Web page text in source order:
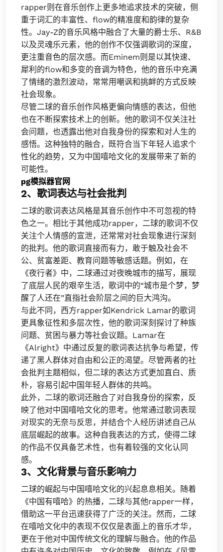
rapper则在音乐创作上更多地追求技术的突破，侧
重于词汇的丰富性、flow的精准度和韵律的复杂
性。Jay-Z的音乐风格中融合了大量的爵士乐、R&B
以及灵魂乐元素，他的创作不仅强调歌词的深度，
更注重音色的层次感。而Eminem则是以其快速、
犀利的flow和多变的音调为特色，他的音乐中充满
了情绪的激烈波动，常常用嘲讽和挑衅的方式反映
社会现象。
尽管二球的音乐创作风格更偏向情感的表达，但他
也在不断探索技术上的创新。他的歌词不仅关注社
会问题，也透露出他对自我身份的探索和对人生的
感悟。这种独特的融合，既符合当下年轻人追求个
性化的趋势，又为中国嘻哈文化的发展带来了新的
可能性。
pg模拟器官网
2、歌词表达与社会批判
二球的歌词表达风格是其音乐创作中不可忽视的特
色之一。相比于其他成功rapper，二球的歌词不仅
关注个人情感的宣泄，还常常对社会现象进行深刻
的批判。他的歌词直接而有力，敢于触及社会不
公、贫富差距、教育问题等敏感话题。例如，在
《夜行者》中，二球通过对夜晚城市的描写，展现
了底层人民的艰辛生活，歌词中的“城市是个梦，梦
醒了人还在”直指社会阶层之间的巨大鸿沟。
与此不同，西方rapper如Kendrick Lamar的歌词
更具象征性和多层次性，他的歌词深刻探讨了种族
问题、贫困与暴力等社会议题。Lamar在
《Alright》中通过反复的歌词表达抗争与希望，传
递了黑人群体对自由和公正的渴望。尽管两者的社
会批判主题相似，但二球的表达方式更加直白、质
朴，容易引起中国年轻人群体的共鸣。
此外，二球的歌词还融合了对自我身份的探索，反
映了他对中国嘻哈文化的思考。他常通过歌词表现
对现实的无奈与反思，并结合个人经历讲述自己从
底层崛起的故事。这种自我表达的方式，使得二球
的作品不仅具备艺术性，也有着较强的文化认同
感。
3、文化背景与音乐影响力
二球的崛起与中国嘻哈文化的兴起息息相关。随着
《中国有嘻哈》的热播，二球与其他rapper一样，
借助这一平台迅速获得了广泛的关注。然而，二球
在嘻哈文化中的表现不仅仅是表面上的音乐才华，
更在于他对中国传统文化的理解与融合。他的作品